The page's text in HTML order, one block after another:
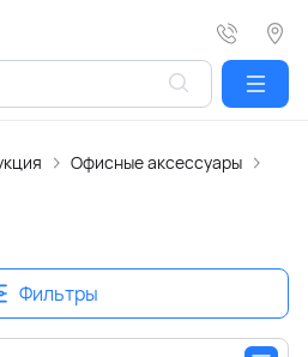
Офисные аксессуары
Фильтры